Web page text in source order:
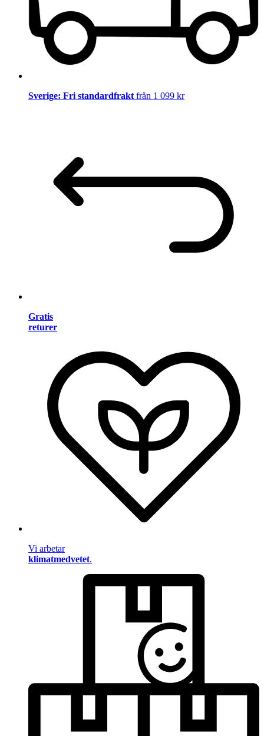
Sverige: Fri standardfrakt från 1 099 kr
Gratis
returer
Vi arbetar
klimatmedvetet.